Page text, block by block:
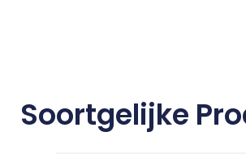
Soortgelijke